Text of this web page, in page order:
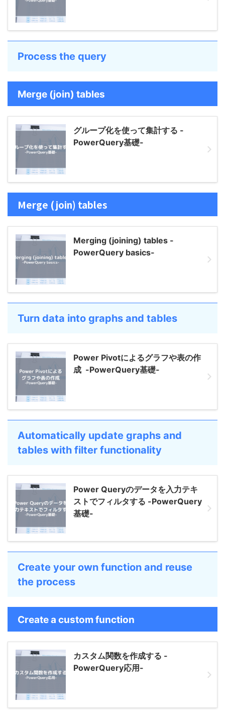
Process the query
Merge (join) tables
グループ化を使って集計する -
PowerQuery基礎-
Merge (join) tables
Merging (joining) tables -
PowerQuery basics-
Turn data into graphs and tables
Power Pivotによるグラフや表の作
成 -PowerQuery基礎-
Automatically update graphs and
tables with filter functionality
Power Queryのデータを入力テキ
ストでフィルタする -PowerQuery
基礎-
Create your own function and reuse
the process
Create a custom function
カスタム関数を作成する -
PowerQuery応用-